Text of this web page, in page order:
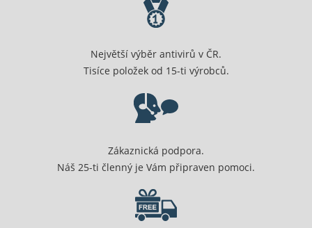
Největší výběr antivirů v ČR.
Tisíce položek od 15-ti výrobců.
Zákaznická podpora.
Náš 25-ti členný je Vám připraven pomoci.